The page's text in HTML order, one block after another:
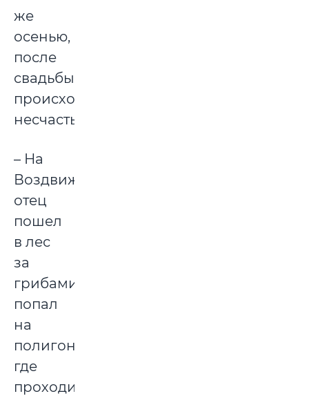
же
осенью,
после
свадьбы,
происходит
несчастье.
– На
Воздвижение
отец
пошел
в лес
за
грибами,
попал
на
полигон,
где
проходило